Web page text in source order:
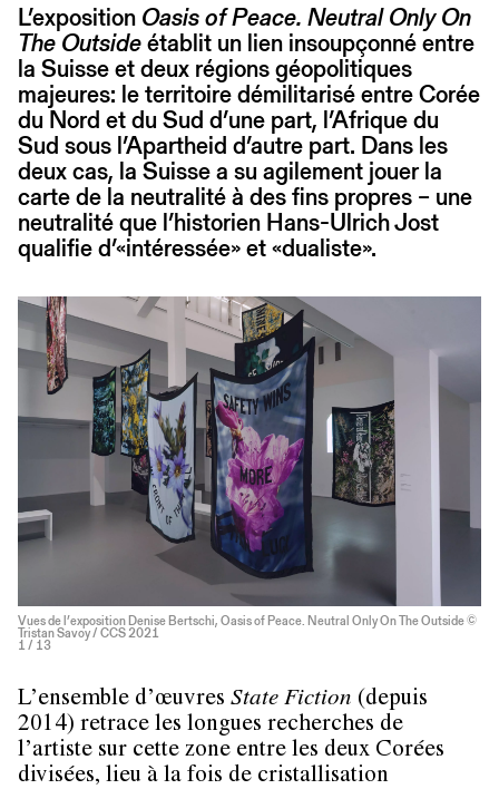
L’exposition Oasis of Peace. Neutral Only On
The Outsideétablit un lien insoupçonné entre
la Suisse et deux régions géopolitiques
majeures: le territoire démilitarisé entre Corée
du Nord et du Sud d’une part, l’Afrique du
Sud sous l’Apartheid d’autre part. Dans les
deux cas, la Suisse a su agilement jouer la
carte de la neutralité à des fins propres – une
neutralité que l’historien Hans-Ulrich Jost
qualifie d’«intéressée» et «dualiste».
Vues de l’exposition Denise Bertschi, Oasis of Peace. Neutral Only On The Outside ©
Tristan Savoy / CCS 2021
1 / 13
L’ensemble d’œuvres State Fiction (depuis
2014) retrace les longues recherches de
l’artiste sur cette zone entre les deux Corées
divisées, lieu à la fois de cristallisation